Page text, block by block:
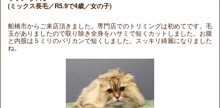
(ミックス長毛／R5.9で4歳／女の子)
船橋市からご来店頂きました。専門店でのトリミングは初めてです。毛
玉がありましたので取り除き全身をハサミで短くカットしました。お腹
と内股は５ミリのバリカンで短くしました。スッキリ綺麗になりました
ね。